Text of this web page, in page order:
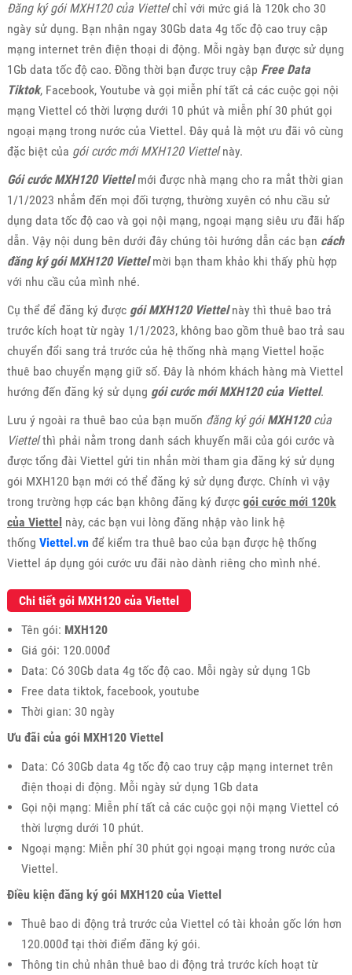
Đăng ký gói MXH120 của Viettelchỉ với mức giá là 120k cho 30
ngày sử dụng. Bạn nhận ngay 30Gb data 4g tốc độ cao truy cập
mạng internet trên điện thoại di động. Mỗi ngày bạn được sử dụng
1Gb data tốc độ cao. Đồng thời bạn được truy cập Free Data
Tiktok, Facebook, Youtube và gọi miễn phí tất cả các cuộc gọi nội
mạng Viettel có thời lượng dưới 10 phút và miễn phí 30 phút gọi
ngoại mạng trong nước của Viettel. Đây quả là một ưu đãi vô cùng
đặc biệt của gói cước mới MXH120 Viettelnày.
Gói cước MXH120 Viettelmới được nhà mạng cho ra mắt thời gian
1/1/2023 nhắm đến mọi đối tượng, thường xuyên có nhu cầu sử
dụng data tốc độ cao và gọi nội mạng, ngoại mạng siêu ưu đãi hấp
dẫn. Vậy nội dung bên dưới đây chúng tôi hướng dẫn các bạn cách
đăng ký gói MXH120 Viettelmời bạn tham khảo khi thấy phù hợp
với nhu cầu của mình nhé.
Cụ thể để đăng ký được gói MXH120 Viettelnày thì thuê bao trả
trước kích hoạt từ ngày 1/1/2023, không bao gồm thuê bao trả sau
chuyển đổi sang trả trước của hệ thống nhà mạng Viettel hoặc
thuê bao chuyển mạng giữ số. Đây là nhóm khách hàng mà Viettel
hướng đến đăng ký sử dụng gói cước mới MXH120 của Viettel.
Lưu ý ngoài ra thuê bao của bạn muốn đăng ký góiMXH120của
Viettelthì phải nằm trong danh sách khuyến mãi của gói cước và
được tổng đài Viettel gửi tin nhắn mời tham gia đăng ký sử dụng
gói MXH120 bạn mới có thể đăng ký sử dụng được. Chính vì vậy
trong trường hợp các bạn không đăng ký được gói cước mới 120k
của Viettel này, các bạn vui lòng đăng nhập vào link hệ
thống Viettel.vnđể kiểm tra thuê bao của bạn được hệ thống
Viettel áp dụng gói cước ưu đãi nào dành riêng cho mình nhé.
Chi tiết gói MXH120 của Viettel
Tên gói: MXH120
Giá gói: 120.000đ
Data: Có 30Gb data 4g tốc độ cao. Mỗi ngày sử dụng 1Gb
Free data tiktok, facebook, youtube
Thời gian: 30 ngày
Ưu đãi của gói MXH120 Viettel
Data: Có 30Gb data 4g tốc độ cao truy cập mạng internet trên
điện thoại di động. Mỗi ngày sử dụng 1Gb data
Gọi nội mạng: Miễn phí tất cả các cuộc gọi nội mạng Viettel có
thời lượng dưới 10 phút.
Ngoại mạng: Miễn phí 30 phút gọi ngoại mạng trong nước của
Viettel.
Điều kiện đăng ký gói MXH120 của Viettel
Thuê bao di động trả trước của Viettel có tài khoản gốc lớn hơn
120.000đ tại thời điểm đăng ký gói.
Thông tin chủ nhân thuê bao di động trả trước kích hoạt từ